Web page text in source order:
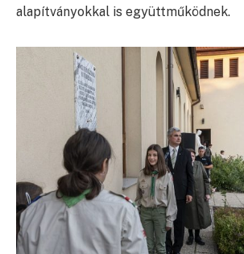
alapítványokkal is együttműködnek.